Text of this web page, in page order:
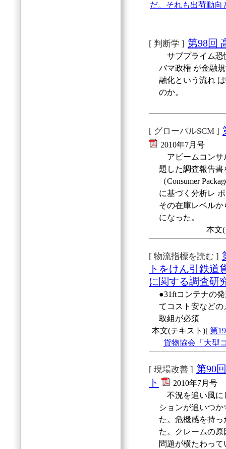
だ。それも出荷動向
[ 判断学 ] 第98回
サブプライム恐
バマ政権 が金融
融化という流れ
のか。
[ グローバルSCM ]
2010年7月号
アビームコンサ
題した調査報告
（Consumer
に基づく分析レ
その在庫レベル
になった。
本文
[ 物流指標を読む ]
トをけん引鉄道
に関する調査研
●31ftコンテナの
てコスト安など
取組が必須
本文(テキスト)[ 第
貨物協会「大型
[ 現場改善 ] 第90
ト
2010年7月号
不況を追い風に
ションが追いつ
た。危機感を持
た。クレームの
問題が横たわって